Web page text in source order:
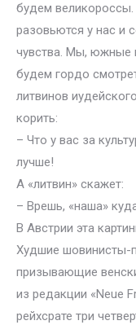
будем великороссы.
разовьются у нас и
чувства. Мы, южные
будем гордо
литвинов
корить:
– Что у вас за
лучше!
А «литвин» скажет:
– Врешь, «наша»
В Австрии эта
Худшие шовинисты-
призывающие
из редакции «Neue
рейхсрате три